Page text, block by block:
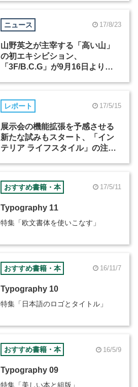
ニュース 17/8/23
山野英之が主宰する「高い山」
の初エキシビション、
「3F/B.C.G」が9月16日よりデ
レポート 17/5/15
展示会の機能拡張を予感させる
新たな試みもスタート、「イン
テリア ライフスタイル」の注目
おすすめ書籍・本 17/5/11
Typography 11
特集「欧文書体を使いこなす」
おすすめ書籍・本 16/11/7
Typography 10
特集「日本語のロゴとタイトル」
おすすめ書籍・本 16/5/9
Typography 09
特集「美しい本と組版」